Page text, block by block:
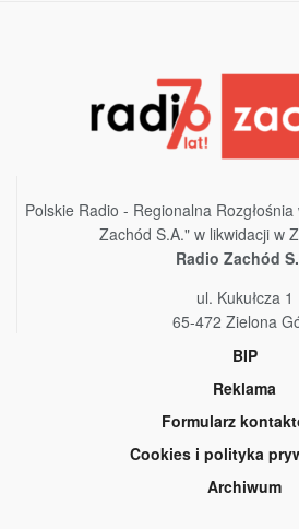
Polskie Radio - Regionalna
Zachód S.A." w likwidacji w
Radio Zachód
ul. Kukułcza 1
65-472 Zielona
BIP
Reklama
Formularz
Cookies i polityka
Archiwum